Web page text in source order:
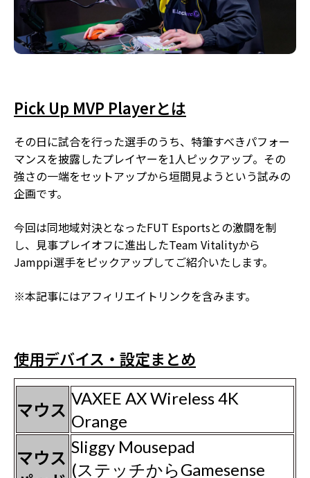
Pick Up MVP Playerとは
その日に試合を行った選手のうち、特筆すべきパフォー
マンスを披露したプレイヤーを1人ピックアップ。その
強さの一端をセットアップから垣間見ようという試みの
企画です。
今回は同地域対決となったFUT Esportsとの激闘を制
し、見事プレイオフに進出したTeam Vitalityから
Jamppi選手をピックアップしてご紹介いたします。
※本記事にはアフィリエイトリンクを含みます。
使用デバイス・設定まとめ
マウス VAXEE AX Wireless 4K
Orange
マウス Sliggy Mousepad
(ステッチからGamesense